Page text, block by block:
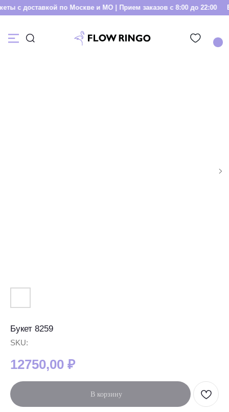
с доставкой по Москве и МО | Прием заказов с 8:00 до 22:00
Букет 8259
SKU:
12750,00 ₽
В корзину